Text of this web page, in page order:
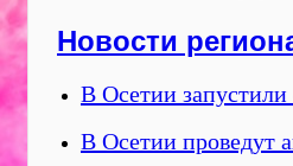
Новости
В Осетии запустили
В Осетии проведут